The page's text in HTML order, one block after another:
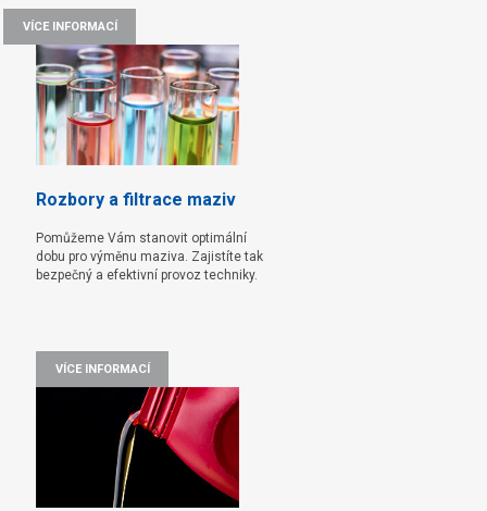
VÍCE INFORMACÍ
Rozbory a filtrace maziv
Pomůžeme Vám stanovit optimální
dobu pro výměnu maziva. Zajistíte tak
bezpečný a efektivní provoz techniky.
VÍCE INFORMACÍ